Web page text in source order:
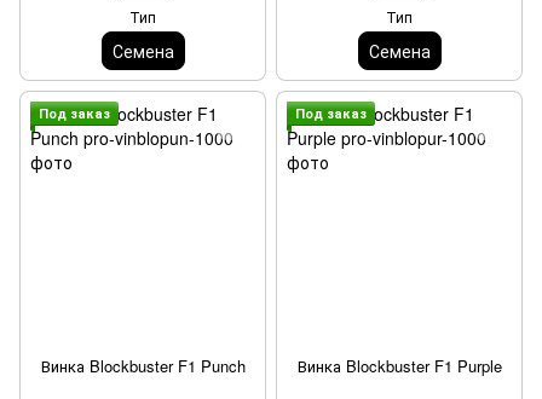
Тип
Семена
Тип
Семена
Под заказ
Винка Blockbuster F1 Punch
Под заказ
Винка Blockbuster F1 Purple